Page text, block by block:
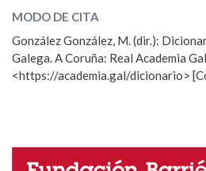
Nos exemplos
Na fraseoloxía
OUTRAS OPCIÓNS DE BUSCA
ESCOLLE UNHA OPCIÓN:
Observación Hai un erro
Propoño mellorar a definición
Nome
MODO DE CITA
González González, M. (dir.):
Galega. A Coruña: Real Academia
<https://academia.gal/dicionario>